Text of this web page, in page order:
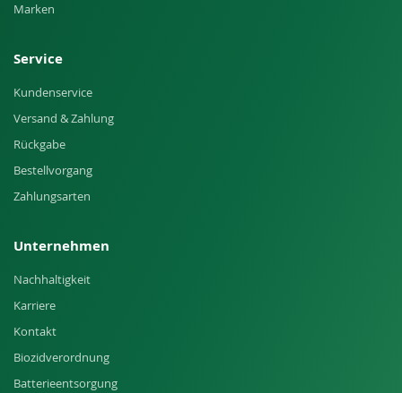
Marken
Service
Kundenservice
Versand & Zahlung
Rückgabe
Bestellvorgang
Zahlungsarten
Unternehmen
Nachhaltigkeit
Karriere
Kontakt
Biozidverordnung
Batterieentsorgung